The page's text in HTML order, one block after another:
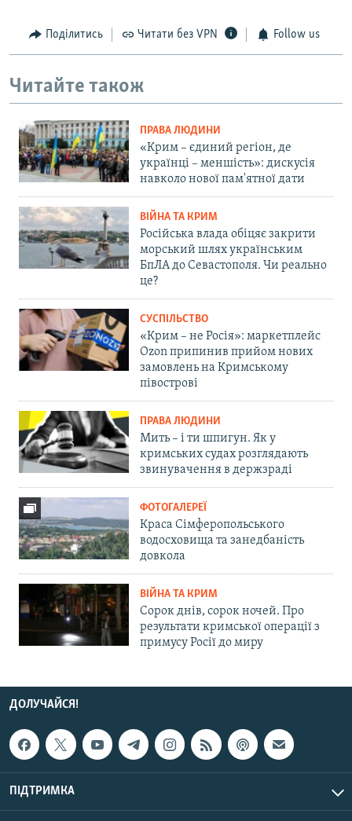
Поділитись Читати без VPN Follow us
Читайте також
ПРАВА ЛЮДИНИ
«Крим – єдиний регіон, де
українці – меншість»: дискусія
навколо нової пам'ятної дати
ВІЙНА ТА КРИМ
Російська влада обіцяє закрити
морський шлях українським
БпЛА до Севастополя. Чи реально
це?
СУСПІЛЬСТВО
«Крим – не Росія»: маркетплейс
Ozon припинив прийом нових
замовлень на Кримському
півострові
ПРАВА ЛЮДИНИ
Мить – і ти шпигун. Як у
кримських судах розглядають
звинувачення в держзраді
ФОТОГАЛЕРЕЇ
Краса Сімферопольського
водосховища та занедбаність
довкола
ВІЙНА ТА КРИМ
Сорок днів, сорок ночей. Про
результати кримської операції з
примусу Росії до миру
ДОЛУЧАЙСЯ!
ПІДТРИМКА